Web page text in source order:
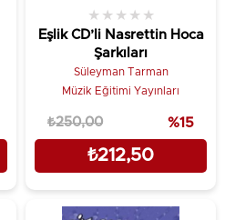
Eşlik CD’li Nasrettin Hoca
Şarkıları
★ ★ ★ ★ ★
Süleyman Tarman
Müzik Eğitimi Yayınları
₺212,50
₺250,00 %15